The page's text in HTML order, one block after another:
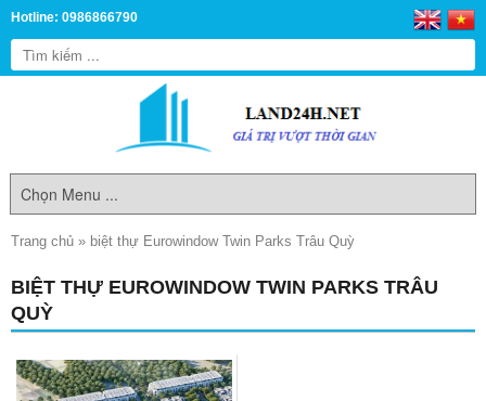
Hotline: 0986866790
Trang chủ » biệt thự Eurowindow Twin Parks Trâu Quỳ
BIỆT THỰ EUROWINDOW TWIN PARKS TRÂU
QUỲ